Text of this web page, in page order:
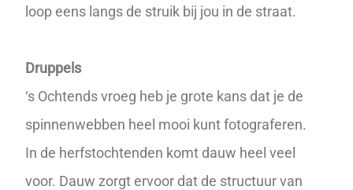
loop eens langs de struik bij jou in de straat.
Druppels
‘s Ochtends vroeg heb je grote kans dat je de
spinnenwebben heel mooi kunt fotograferen.
In de herfstochtenden komt dauw heel veel
voor. Dauw zorgt ervoor dat de structuur van